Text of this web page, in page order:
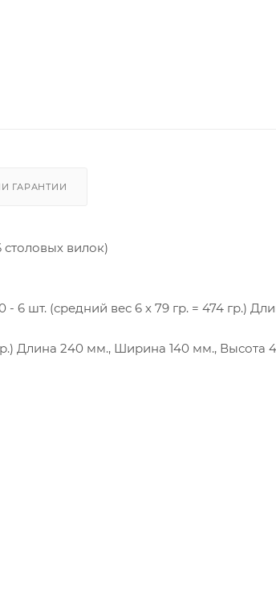
ГАРАНТИИ
вилок)
6 шт. (средний вес 6 х 79 гр. = 474 гр.)
Длина 240 мм., Ширина 140 мм., Высота